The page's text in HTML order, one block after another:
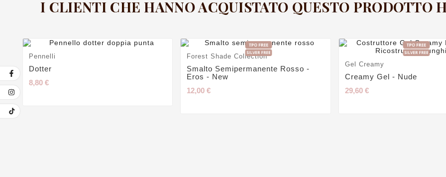
I CLIENTI CHE HANNO ACQUISTATO QUESTO PRODOTTO
Pennelli
Dotter
8,80 €
Forest Shade Collection
Smalto Semipermanente Rosso -
Eros - New
12,00 €
Gel Creamy
Creamy Gel - Nude
29,60 €